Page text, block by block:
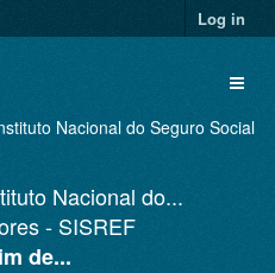
Log in
Nacional do...
- SISREF
de...